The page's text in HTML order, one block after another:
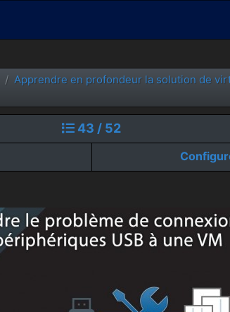
Apprendre en profondeur la solution de
43 / 52